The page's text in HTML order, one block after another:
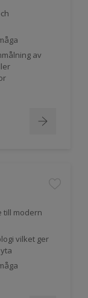
av
till modern
vilket ger